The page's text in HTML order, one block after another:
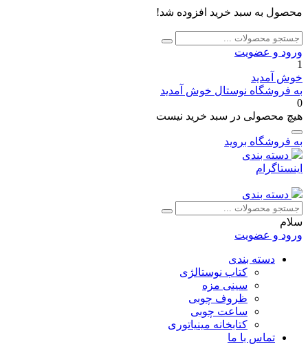
محصول به سبد خرید افزوده شد!
جستجو
برای:
جستجو
ورود و عضویت
1
خوش آمدید
به فروشگاه نوستال خوش آمدید
0
هیچ محصولی در سبد خرید نیست
به فروشگاه بروید
دسته بندی
اینستاگرام
دسته بندی
جستجو
برای:
جستجو
سلام
ورود و عضویت
دسته بندی
کتاب نوستالژی
سینی مزه
ظروف چوبی
ساعت چوبی
کتابخانه مینیاتوری
تماس با ما